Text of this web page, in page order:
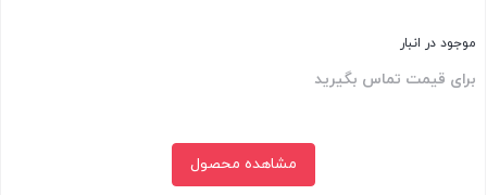
موجود در انبار
برای قیمت تماس بگیرید
مشاهده محصول